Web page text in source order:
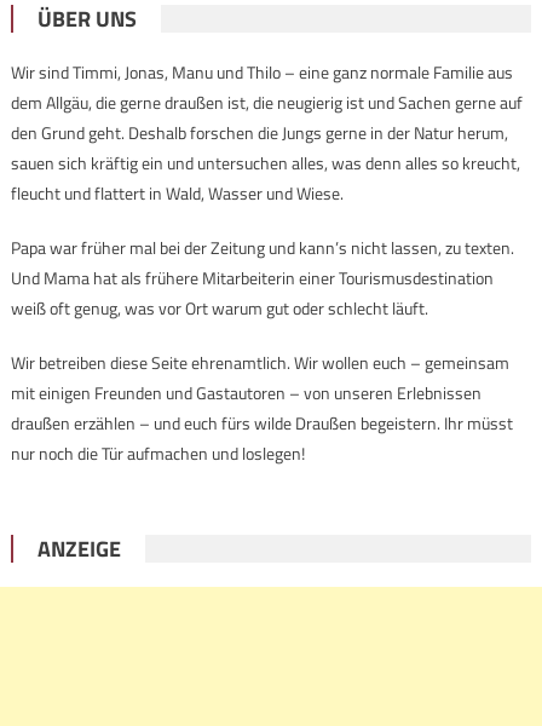
ÜBER UNS
Wir sind Timmi, Jonas, Manu und Thilo – eine ganz normale Familie aus
dem Allgäu, die gerne draußen ist, die neugierig ist und Sachen gerne auf
den Grund geht. Deshalb forschen die Jungs gerne in der Natur herum,
sauen sich kräftig ein und untersuchen alles, was denn alles so kreucht,
fleucht und flattert in Wald, Wasser und Wiese.
Papa war früher mal bei der Zeitung und kann’s nicht lassen, zu texten.
Und Mama hat als frühere Mitarbeiterin einer Tourismusdestination
weiß oft genug, was vor Ort warum gut oder schlecht läuft.
Wir betreiben diese Seite ehrenamtlich. Wir wollen euch – gemeinsam
mit einigen Freunden und Gastautoren – von unseren Erlebnissen
draußen erzählen – und euch fürs wilde Draußen begeistern. Ihr müsst
nur noch die Tür aufmachen und loslegen!
ANZEIGE